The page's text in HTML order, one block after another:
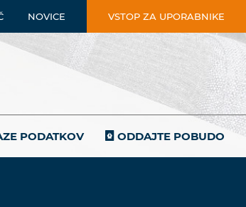
NOVICE VSTOP ZA UPORABNIKE
PODATKOV ODDAJTE POBUDO